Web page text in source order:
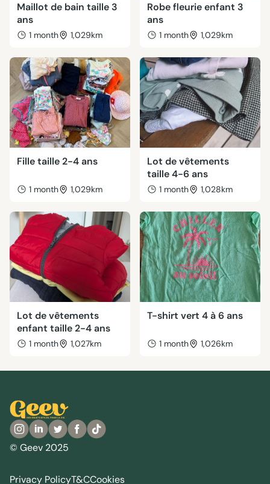
Maillot de bain taille 3
ans
1 month 1,029km
Robe fleurie enfant 3
ans
1 month 1,029km
Fille taille 2-4 ans
1 month 1,029km
Lot de vêtements
taille 4-6 ans
1 month 1,028km
Lot de vêtements
enfant taille 2-4 ans
1 month 1,027km
T-shirt vert 4 à 6 ans
1 month 1,026km
© Geev 2025
Privacy PolicyT&CCookies